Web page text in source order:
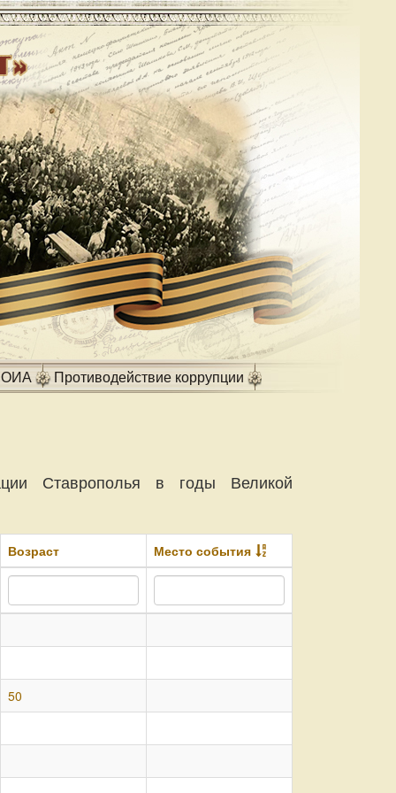
Противодействие коррупции
Ставрополья в годы Великой
Возраст Место события
50